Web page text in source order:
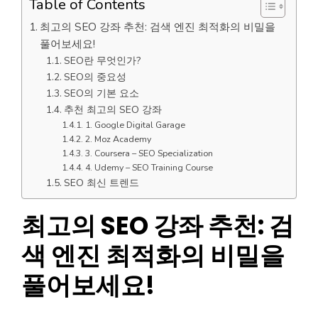
최고의 SEO 강좌 추천: 검색 엔진 최적화의 비밀을
풀어보세요!
SEO란 무엇인가?
SEO의 중요성
SEO의 기본 요소
추천 최고의 SEO 강좌
1. Google Digital Garage
2. Moz Academy
3. Coursera – SEO Specialization
4. Udemy – SEO Training Course
SEO 최신 트렌드
최고의 SEO 강좌 추천: 검
색 엔진 최적화의 비밀을
풀어보세요!